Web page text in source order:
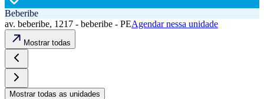
Beberibe
av. beberibe, 1217 - beberibe - PEAgendar nessa unidade
Mostrar todas
Mostrar todas as unidades